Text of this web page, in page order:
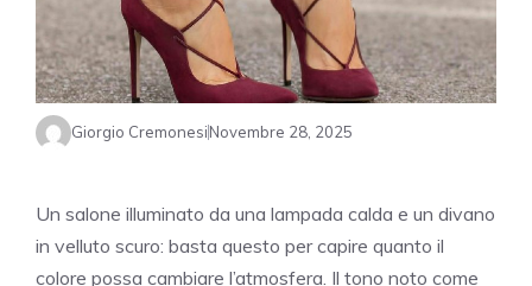
Giorgio CremonesiNovembre 28, 2025
Un salone illuminato da una lampada calda e un divano
in velluto scuro: basta questo per capire quanto il
colore possa cambiare l’atmosfera. Il tono noto come